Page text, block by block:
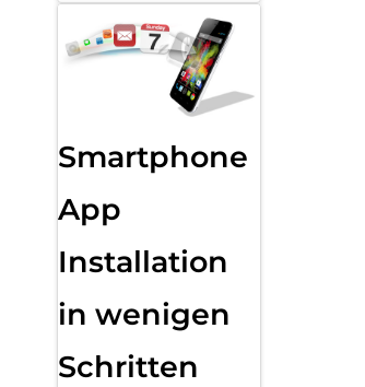
Smartphone
App
Installation
in wenigen
Schritten